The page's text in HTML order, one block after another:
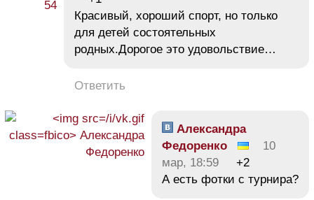
Красивый, хороший спорт, но только
для детей состоятельных
родных.Дорогое это удовольствие…
Ответить
Александра
Федоренко
10
мар, 18:59
+2
А есть фотки с турнира?